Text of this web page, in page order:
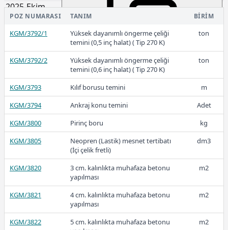
2025-Ekim
2025-Eylül
411,15
2025-Ocak
343,75
POZ NUMARASI TANIM BIRIM
KGM/3792/1
Yüksek dayanımlı öngerme çeliği
temini (0,5 inç halat) ( Tip 270 K)
ton
KGM/3792/2
Yüksek dayanımlı öngerme çeliği
temini (0,6 inç halat) ( Tip 270 K)
ton
KGM/3793 Kılıf borusu temini
m
KGM/3794
Ankraj konu temini
Adet
KGM/3800
Pirinç boru
kg
KGM/3805
Neopren (Lastik) mesnet tertibatı
(İçi çelik fretli)
dm3
KGM/3820
3 cm. kalınlıkta muhafaza betonu
yapılması
m2
KGM/3821
4 cm. kalınlıkta muhafaza betonu
yapılması
m2
KGM/3822
5 cm. kalınlıkta muhafaza betonu
m2